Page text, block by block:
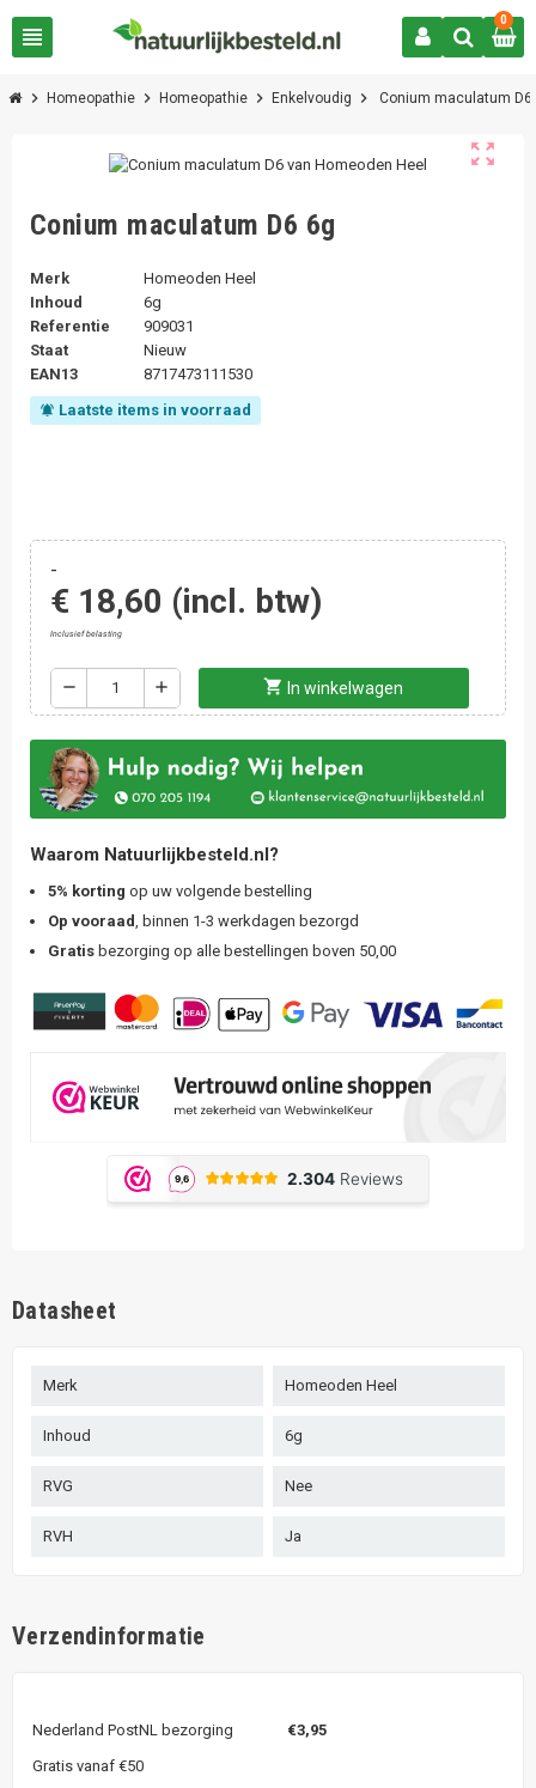
view_headline
0
chevron_right Homeopathie chevron_right Homeopathie chevron_right Enkelvoudig chevron_right Conium maculatum D6
zoom_out_map
Conium maculatum D6 6g
Merk
Homeoden Heel
Inhoud
6g
Referentie
909031
Staat
Nieuw
EAN13
8717473111530
notifications_active Laatste items in voorraad
-
€ 18,60 (incl. btw)
Inclusief belasting
remove add shopping_cart In winkelwagen
Waarom Natuurlijkbesteld.nl?
5% korting op uw volgende bestelling
Op vooraad
, binnen 1-3 werkdagen bezorgd
Gratis bezorging op alle bestellingen boven 50,00
Datasheet
Merk Homeoden Heel
Inhoud 6g
RVG Nee
RVH Ja
Verzendinformatie
Nederland PostNL bezorging €3,95
Gratis vanaf €50